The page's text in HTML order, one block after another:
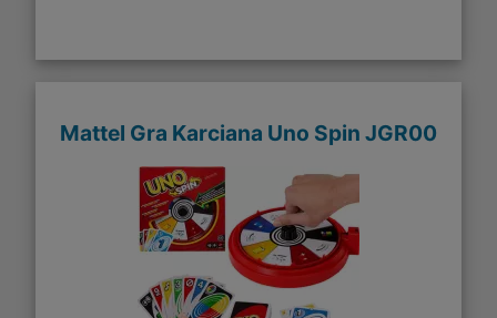
Mattel Gra Karciana Uno Spin JGR00